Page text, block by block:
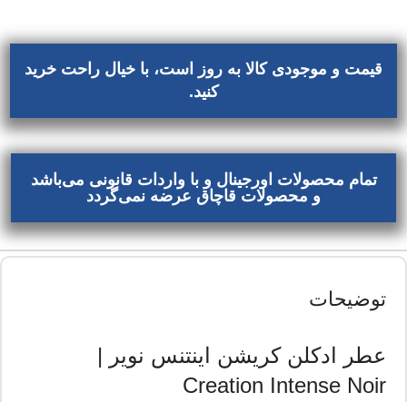
قیمت و موجودی کالا به روز است، با خیال راحت خرید
کنید.
تمام محصولات اورجینال و با واردات قانونی می‌باشد
و محصولات قاچاق عرضه نمی‌گردد
توضیحات
عطر ادکلن کریشن اینتنس نویر |
Creation Intense Noir